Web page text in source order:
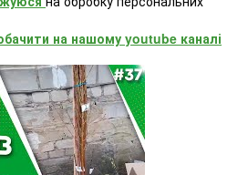
на нашому youtube каналі